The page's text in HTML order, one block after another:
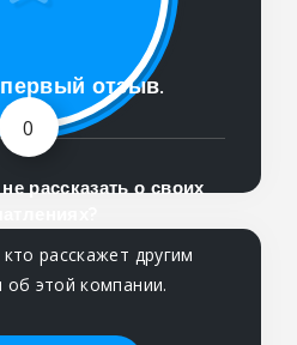
0
отзыв.
рассказать о своих
расскажет другим
об этой компании.